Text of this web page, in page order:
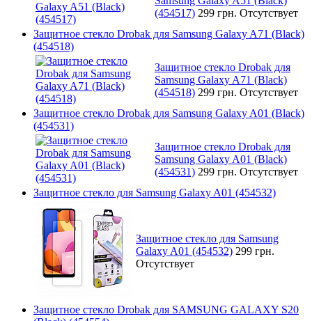
(454517) 299 грн. Отсутствует
Защитное стекло Drobak для Samsung Galaxy A71 (Black)
(454518)
Защитное стекло Drobak для
Samsung Galaxy A71 (Black)
(454518) 299 грн. Отсутствует
Защитное стекло Drobak для Samsung Galaxy A01 (Black)
(454531)
Защитное стекло Drobak для
Samsung Galaxy A01 (Black)
(454531) 299 грн. Отсутствует
Защитное стекло для Samsung Galaxy A01 (454532)
Защитное стекло для Samsung
Galaxy A01 (454532) 299 грн.
Отсутствует
Защитное стекло Drobak для SAMSUNG GALAXY S20